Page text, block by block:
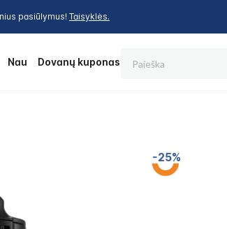
pasiūlymus! Taisyklės.
Nauja Dovanų kuponas
-25%